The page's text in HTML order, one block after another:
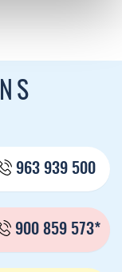
963 939 500
900 859 573*